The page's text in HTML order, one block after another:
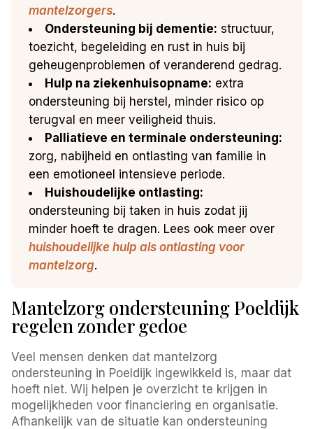
mantelzorgers.
Ondersteuning bij dementie: structuur,
toezicht, begeleiding en rust in huis bij
geheugenproblemen of veranderend gedrag.
Hulp na ziekenhuisopname: extra
ondersteuning bij herstel, minder risico op
terugval en meer veiligheid thuis.
Palliatieve en terminale ondersteuning:
zorg, nabijheid en ontlasting van familie in
een emotioneel intensieve periode.
Huishoudelijke ontlasting:
ondersteuning bij taken in huis zodat jij
minder hoeft te dragen. Lees ook meer over
huishoudelijke hulp als ontlasting voor
mantelzorg.
Mantelzorg ondersteuning Poeldijk
regelen zonder gedoe
Veel mensen denken dat mantelzorg
ondersteuning in Poeldijk ingewikkeld is, maar dat
hoeft niet. Wij helpen je overzicht te krijgen in
mogelijkheden voor financiering en organisatie.
Afhankelijk van de situatie kan ondersteuning